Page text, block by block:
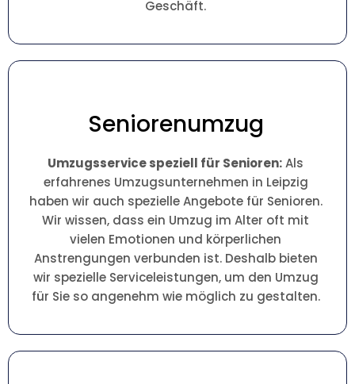
Geschäft.
Seniorenumzug
Umzugsservice speziell für Senioren:Als
erfahrenes Umzugsunternehmen in Leipzig
haben wir auch spezielle Angebote für Senioren.
Wir wissen, dass ein Umzug im Alter oft mit
vielen Emotionen und körperlichen
Anstrengungen verbunden ist. Deshalb bieten
wir spezielle Serviceleistungen, um den Umzug
für Sie so angenehm wie möglich zu gestalten.